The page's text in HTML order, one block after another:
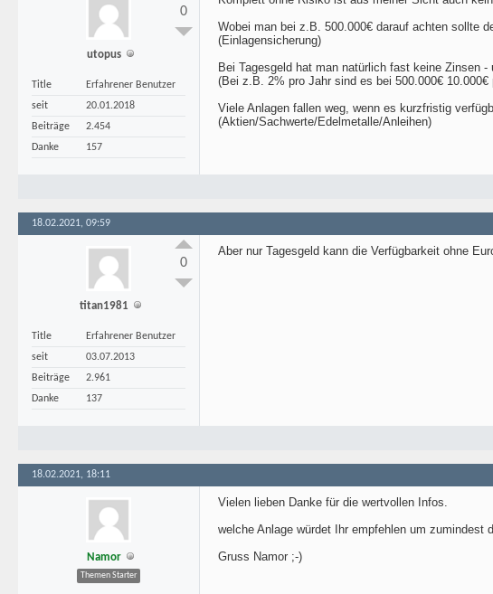
utopus
Title
Erfahrener Benutzer
seit
20.01.2018
Beiträge
2.454
Danke
157
0
Wobei man bei z.B. 500.000€ darauf achten sollte
(Einlagensicherung)
Bei Tagesgeld hat man natürlich fast keine Zinsen
(Bei z.B. 2% pro Jahr sind es bei 500.000€
Viele Anlagen fallen weg, wenn es kurzfristig
(Aktien/Sachwerte/Edelmetalle/Anleihen)
18.02.2021, 09:59
titan1981
Title
Erfahrener Benutzer
seit
03.07.2013
Beiträge
2.961
Danke
137
0
Aber nur Tagesgeld kann die Verfügbarkeit ohne
18.02.2021, 18:11
Namor
Themen Starter
Vielen lieben Danke für die wertvollen Infos.
welche Anlage würdet Ihr empfehlen um zumindest
Gruss Namor ;-)